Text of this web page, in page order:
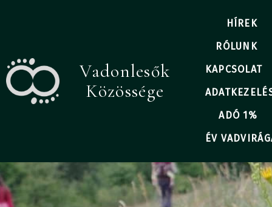
Vadonlesők
Közössége
HÍREK
RÓLUNK
KAPCSOLAT
ADÓ 1%
ÉV